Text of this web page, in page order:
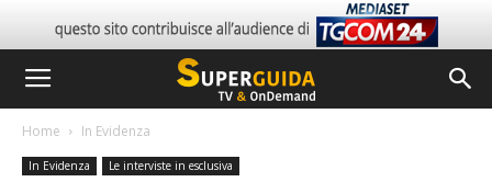
Home In Evidenza
In Evidenza Le interviste in esclusiva